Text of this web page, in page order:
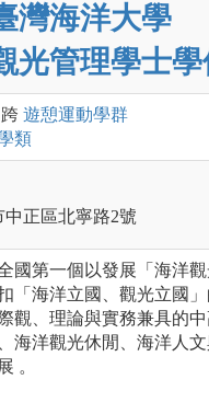
灣海洋大學
光管理學士
跨 遊憩運動學群
類
中正區北寧路2號
國第一個以發展「海洋
「海洋立國、觀光立國
觀、理論與實務兼具的
海洋觀光休閒、海洋人
。